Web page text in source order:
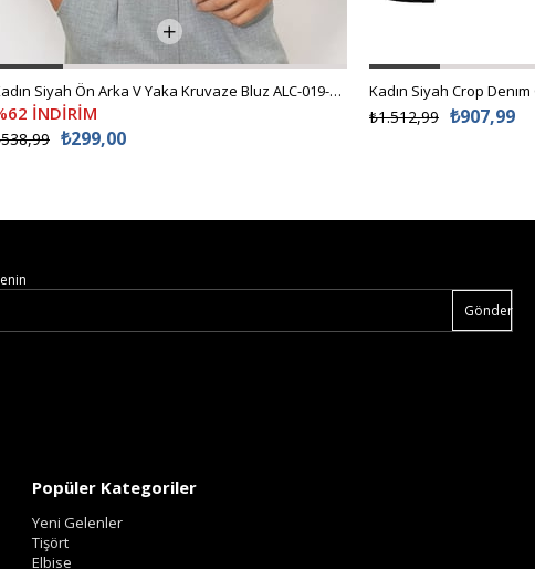
Kadın Siyah Ön Arka V Yaka Kruvaze Bluz ALC-019-053-BLZ
İNDİRİM
₺299,00
Kadın Siyah Crop Denım
₺907,99
₺1.512,99
Gönder
Popüler Kategoriler
Yeni Gelenler
Tişört
Elbise